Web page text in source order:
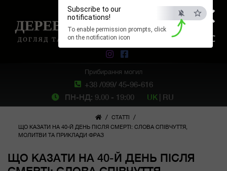
×
ESC
Subscribe to our
notifications!
To enable permission prompts, click
on the notification icon
+38 /099/ 45-96-616
Прибирання могил
ПН-НД: 9.00 - 19:00 UK | RU
/ СТАТТІ /
ЩО КАЗАТИ НА 40-Й ДЕНЬ ПІСЛЯ СМЕРТІ: СЛОВА СПІВЧУТТЯ,
МОЛИТВИ ТА ПРИКЛАДИ ФРАЗ
ЩО КАЗАТИ НА 40-Й ДЕНЬ ПІСЛЯ